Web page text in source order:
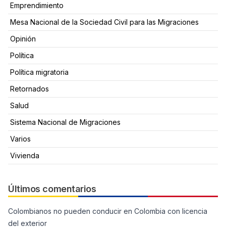
Emprendimiento
Mesa Nacional de la Sociedad Civil para las Migraciones
Opinión
Política
Política migratoria
Retornados
Salud
Sistema Nacional de Migraciones
Varios
Vivienda
Últimos comentarios
Colombianos no pueden conducir en Colombia con licencia
del exterior